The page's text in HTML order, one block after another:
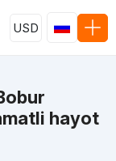
USD
hayot